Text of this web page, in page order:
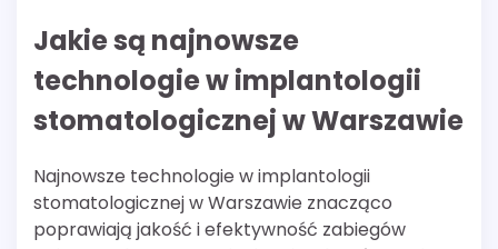
Jakie są najnowsze
technologie w implantologii
stomatologicznej w Warszawie
Najnowsze technologie w implantologii
stomatologicznej w Warszawie znacząco
poprawiają jakość i efektywność zabiegów